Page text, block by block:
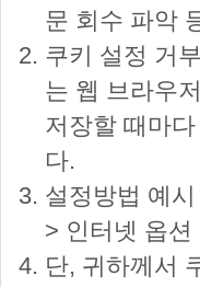
문 회수 파악
쿠키 설정 거
는 웹 브라우
저장할 때마
다.
설정방법 예
> 인터넷 옵션
단, 귀하께서